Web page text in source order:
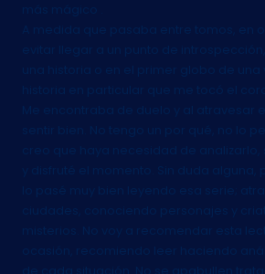
más mágico .
A medida que pasaba entre tomos, en
evitar llegar a un punto de introspección,
una historia o en el primer globo de una
historia en particular que me tocó el
Me encontraba de duelo y al atravesar
sentir bien. No tengo un por qué, no lo
creo que haya necesidad de analizarlo,
y disfruté el momento. Sin duda alguna,
lo pasé muy bien leyendo esa serie;
ciudades, conociendo personajes y
misterios. No voy a recomendar esta
ocasión, recomiendo leer haciendo
de cada situación. No se apabullen